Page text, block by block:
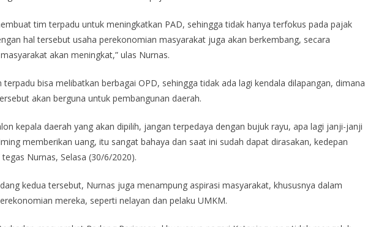
tim terpadu untuk meningkatkan PAD, sehingga tidak hanya terfokus pada pajak
hal tersebut usaha perekonomian masyarakat juga akan berkembang, secara
akan meningkat,” ulas Nurnas.
bisa melibatkan berbagai OPD, sehingga tidak ada lagi kendala dilapangan, dimana
akan berguna untuk pembangunan daerah.
kepala daerah yang akan dipilih, jangan terpedaya dengan bujuk rayu, apa lagi janji-janji
memberikan uang, itu sangat bahaya dan saat ini sudah dapat dirasakan, kedepan
Nurnas, Selasa (30/6/2020).
kedua tersebut, Nurnas juga menampung aspirasi masyarakat, khususnya dalam
mereka, seperti nelayan dan pelaku UMKM.